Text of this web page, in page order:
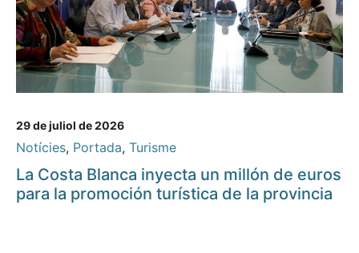
29 de juliol de 2026
Notícies, Portada, Turisme
La Costa Blanca inyecta un millón de euros
para la promoción turística de la provincia